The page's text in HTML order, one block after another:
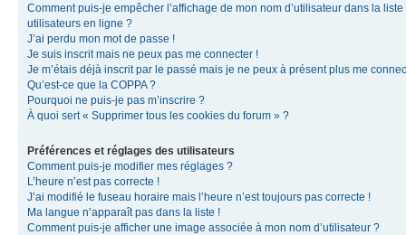
Comment puis-je empêcher l’affichage de mon nom d’utilisateur dans la liste
utilisateurs en ligne ?
J’ai perdu mon mot de passe !
Je suis inscrit mais ne peux pas me connecter !
Je m’étais déjà inscrit par le passé mais je ne peux à présent plus me
Qu’est-ce que la COPPA ?
Pourquoi ne puis-je pas m’inscrire ?
À quoi sert « Supprimer tous les cookies du forum » ?
Préférences et réglages des utilisateurs
Comment puis-je modifier mes réglages ?
L’heure n’est pas correcte !
J’ai modifié le fuseau horaire mais l’heure n’est toujours pas correcte !
Ma langue n’apparaît pas dans la liste !
Comment puis-je afficher une image associée à mon nom d’utilisateur ?